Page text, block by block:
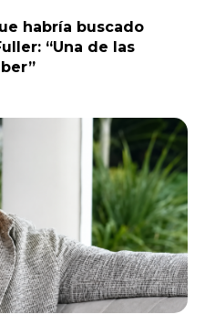
habría buscado
“Una de las